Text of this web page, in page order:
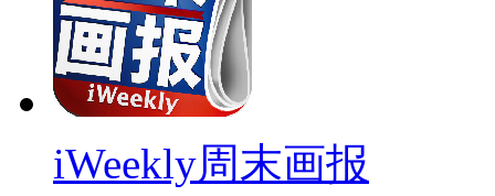
iWeekly周末画报